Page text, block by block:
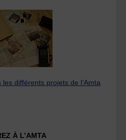
différents projets de l’Amta
À L’AMTA